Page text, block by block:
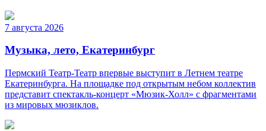
7 августа 2026
Музыка, лето, Екатеринбург
Пермский Театр-Театр впервые выступит в Летнем театре
Екатеринбурга. На площадке под открытым небом коллектив
представит спектакль-концерт «Мюзик-Холл» с фрагментами
из мировых мюзиклов.